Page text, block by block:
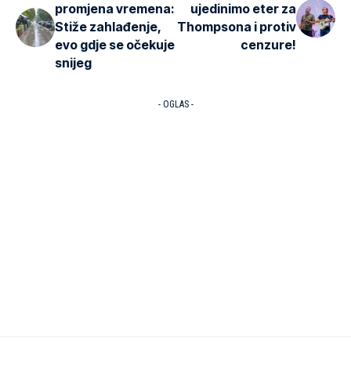
promjena vremena:
Stiže zahlađenje,
evo gdje se očekuje
snijeg
ujedinimo eter za
Thompsona i protiv
cenzure!
- OGLAS -